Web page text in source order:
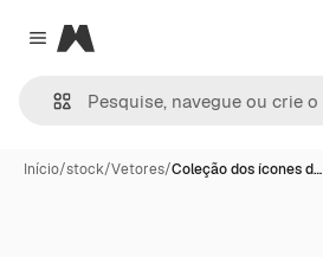
Close menu
Magnific
Início/stock/Vetores/Coleção dos ícones d…